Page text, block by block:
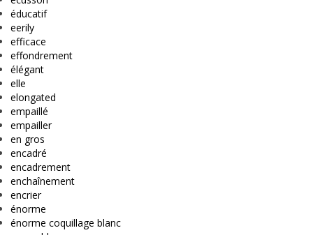
éducatif
eerily
efficace
effondrement
élégant
elle
elongated
empaillé
empailler
en gros
encadré
encadrement
enchaînement
encrier
énorme
énorme coquillage blanc